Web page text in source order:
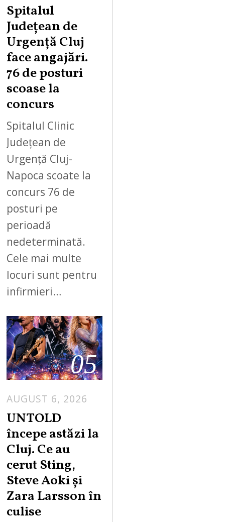
Spitalul
Județean de
Urgență Cluj
face angajări.
76 de posturi
scoase la
concurs
Spitalul Clinic
Județean de
Urgență Cluj-
Napoca scoate la
concurs 76 de
posturi pe
perioadă
nedeterminată.
Cele mai multe
locuri sunt pentru
infirmieri…
05
AUGUST 6, 2026
UNTOLD
începe astăzi la
Cluj. Ce au
cerut Sting,
Steve Aoki și
Zara Larsson în
culise